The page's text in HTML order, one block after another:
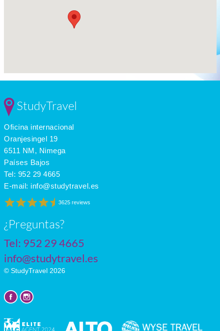
StudyTravel
Oficina internacional
Oranjesingel 19
6511 NM, Nimega
Países Bajos
Tel: 952 29 4665
E-mail: info@studytravel.es
3625 reviews
¿Preguntas?
Tel: 952 29 4665
info@studytravel.es
© StudyTravel 2026